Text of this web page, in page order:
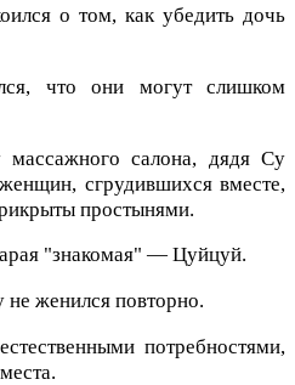
о том, как убедить дочь
что они могут слишком
массажного салона, дядя Су
сгрудившихся вместе,
простынями.
"знакомая" — Цуйцуй.
не женился повторно.
потребностями,